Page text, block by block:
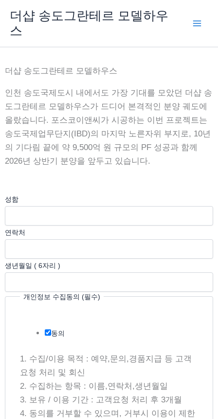
로
너
뛰
기
더샵 송도그란테르 모델하우
스
더샵 송도그란테르 모델하우스
인천 송도국제도시 내에서도 가장 기대를 모았던 더샵 송
도그란테르 모델하우스가 드디어 본격적인 분양 궤도에
올랐습니다. 포스코이앤씨가 시공하는 이번 프로젝트는
송도국제업무단지(IBD)의 마지막 노른자위 부지로, 10년
의 기다림 끝에 약 9,500억 원 규모의 PF 성공과 함께
2026년 상반기 분양을 앞두고 있습니다.
성함
연락처
수
동
생년월일 ( 6자리 )
개인정보 수집동의 (필수)
동의
1. 수집/이용 목적 : 예약,문의,경품지급 등 고객
요청 처리 및 회신
2. 수집하는 항목 : 이름,연락처,생년월일
3. 보유 / 이용 기간 : 고객요청 처리 후 3개월
4. 동의를 거부할 수 있으며, 거부시 이용이 제한